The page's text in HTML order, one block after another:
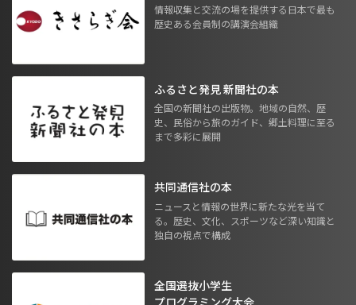
情報収集と交流の場を提供する日本で最も
歴史ある会員制の講演会組織
ふるさと発見 新聞社の本
全国の新聞社の出版物。地域の自然、歴
史、民俗から旅のガイド、郷土料理に至る
まで多彩に展開
共同通信社の本
ニュースと情報の世界に新たな光を当て
る。歴史、文化、スポーツなど深い知識と
独自の視点で構成
全国選抜小学生